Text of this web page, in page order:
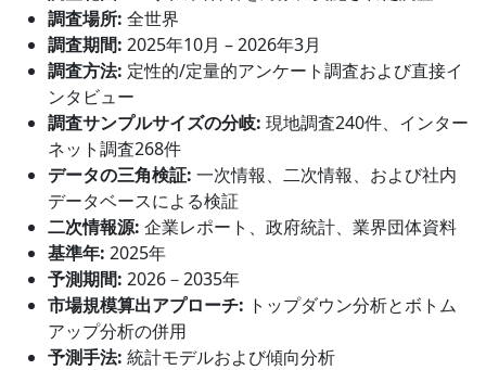
調査場所: 全世界
調査期間: 2025年10月 – 2026年3月
調査方法: 定性的/定量的アンケート調査および直接イ
ンタビュー
調査サンプルサイズの分岐: 現地調査240件、インター
ネット調査268件
データの三角検証: 一次情報、二次情報、および社内
データベースによる検証
二次情報源: 企業レポート、政府統計、業界団体資料
基準年: 2025年
予測期間: 2026－2035年
市場規模算出アプローチ: トップダウン分析とボトム
アップ分析の併用
予測手法: 統計モデルおよび傾向分析